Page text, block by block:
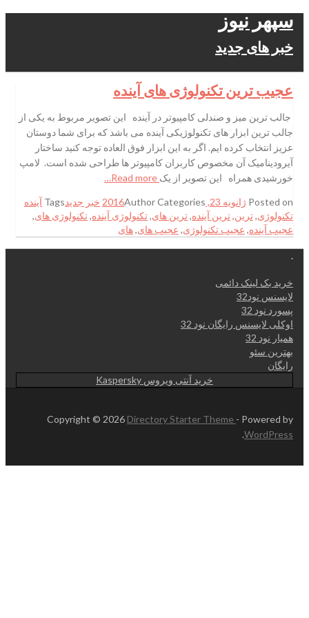
سپهر نیوز
خبر های جدید
عجیب ترین تکنولوژی های آینده
جالب ترین میز و صندلی کامپیوتر در آینده این تصویر مربوط به یکی از
جالب ترین ابزار های تکنولوژیکی آینده می باشد که برای شما دوستان
عزیز انتخاب کرده ایم. اگر به این ابزار فوق العاده توجه کنید ساختار
آیرودینامیک آن مخصوص کاربران کامپیوتر ها طراحی شده است. لامپ
خورشیدی همراه این تصویر از یک
Posted on ژانویه 23, 2016 AuthorCategories خبر جدیدTags آینده
تکنولوژی,ترین,ترین آینده,ترین های,تکنولوژی آینده,تکنولوژی های,
عجیب آینده, عجیب تکنولوژی, عجیب های,های
.
خرید بک لینک دائمی
لایسنس نود32
پسورد نود 32
اوکلی لایسنس رایگان نود 32
همیار نود 32
بهترین سئو
رایگان
خرید آنتی ویروس Kaspersky
Copyright © 2026 Directory Starter Theme - Powered by
WordPress
.